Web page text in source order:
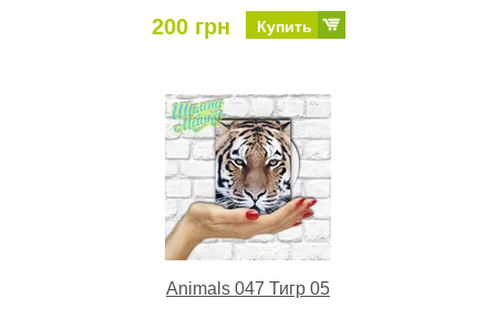
200 грн Купить
Animals 047 Тигр 05